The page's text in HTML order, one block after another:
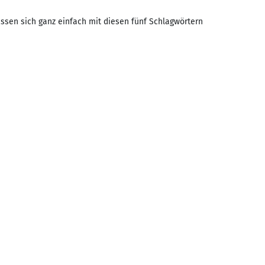
sich ganz einfach mit diesen fünf Schlagwörtern